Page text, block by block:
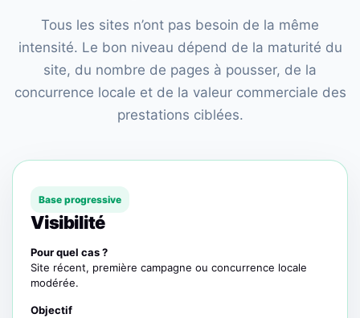
Tous les sites n’ont pas besoin de la même
intensité. Le bon niveau dépend de la maturité du
site, du nombre de pages à pousser, de la
concurrence locale et de la valeur commerciale des
prestations ciblées.
Base progressive
Visibilité
Pour quel cas ?
Site récent, première campagne ou concurrence locale
modérée.
Objectif